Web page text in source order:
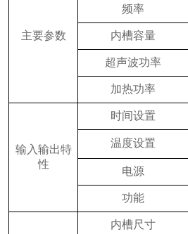
主要参数
频率
内槽容量
超声波功率
加热功率
输入输出特
性
时间设置
温度设置
电源
功能
内槽尺寸